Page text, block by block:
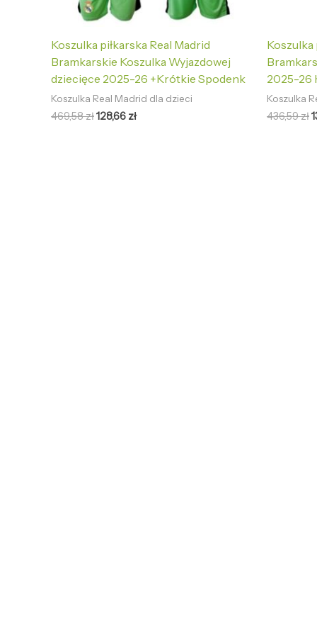
Koszulka piłkarska Real Madrid
Bramkarskie Koszulka Wyjazdowej
dziecięce 2025-26 +Krótkie Spodenk
Koszulka Real Madrid dla dzieci
469,58zł128,66 zł
Koszulka
2025-26
Koszulka
436,59zł